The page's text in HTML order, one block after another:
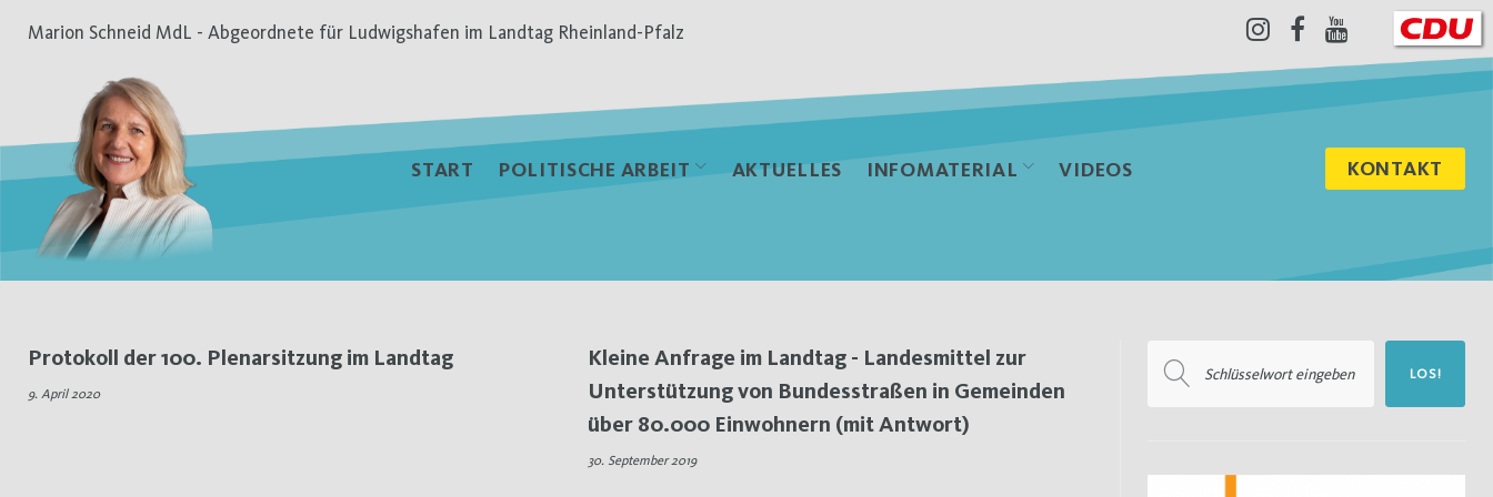
Inhalt
Marion Schneid MdL - Abgeordnete für Ludwigshafen im Landtag Rheinland-Pfalz
Instagram
Facebook
Youtube
START POLITISCHE ARBEIT AKTUELLES INFOMATERIAL VIDEOS KONTAKT
Schlagwort:
Landesmittel
Protokoll der 100. Plenarsitzung im Landtag
9. April 2020
Kleine Anfrage im Landtag - Landesmittel zur
Unterstützung von Bundesstraßen in Gemeinden
über 80.000 Einwohnern (mit Antwort)
30. September 2019
nach:
LOS!